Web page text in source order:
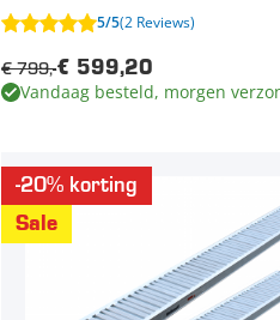
5/5(2 Reviews)
€ 599,20
€ 799,-
Vandaag besteld, morgen
-20% korting
Sale